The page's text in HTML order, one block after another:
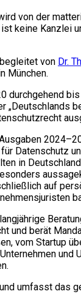
von der
keine Kanzlei
von Dr.
München.
durchgehend
„Deutschlands
Datenschutz
in
auf
und berät
vom Startup
und
umfasst das